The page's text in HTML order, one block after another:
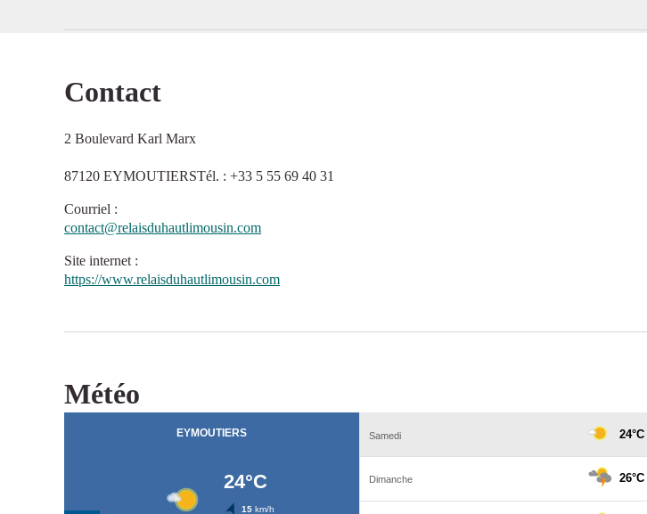
Contact
2 Boulevard Karl Marx
87120 EYMOUTIERSTél. : +33 5 55 69 40 31
Courriel :
contact@relaisduhautlimousin.com
Site internet :
https://www.relaisduhautlimousin.com
Météo